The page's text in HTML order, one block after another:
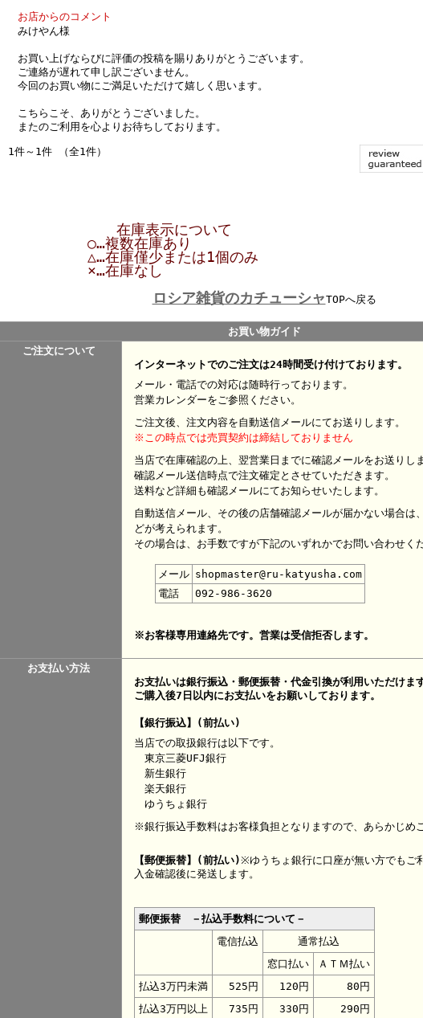
お店からのコメント
みけやん様
お買い上げならびに評価の投稿を賜りありがとうございます。
ご連絡が遅れて申し訳ございません。
今回のお買い物にご満足いただけて嬉しく思います。
こちらこそ、ありがとうございました。
またのご利用を心よりお待ちしております。
1件～1件 （全1件）
在庫表示について
○…複数在庫あり
△…在庫僅少または1個のみ
×…在庫なし
ロシア雑貨のカチューシャTOPへ戻る
お買い物ガイド
ご注文について
インターネットでのご注文は24時間受け付けております。
メール・電話での対応は随時行っております。
営業カレンダーをご参照ください。
ご注文後、注文内容を自動送信メールにてお送りします。
※この時点では売買契約は締結しておりません
当店で在庫確認の上、翌営業日までに確認メールをお送りしま
確認メール送信時点で注文確定とさせていただきます。
送料など詳細も確認メールにてお知らせいたします。
自動送信メール、その後の店舗確認メールが届かない場合は
どが考えられます。
その場合は、お手数ですが下記のいずれかでお問い合わせく
メール shopmaster@ru-katyusha.com
電話
092-986-3620
※お客様専用連絡先です。営業は受信拒否します。
お支払い方法
お支払いは銀行振込・郵便振替・代金引換が利用いただけます
ご購入後7日以内にお支払いをお願いしております。
【銀行振込】(前払い)
当店での取扱銀行は以下です。
東京三菱UFJ銀行
新生銀行
楽天銀行
ゆうちょ銀行
※銀行振込手数料はお客様負担となりますので、あらかじめ
【郵便振替】(前払い)※ゆうちょ銀行に口座が無い方でもご
入金確認後に発送します。
郵便振替 －払込手数料について－
電信払込
通常払込
窓口払い
ＡＴＭ払い
払込3万円未満
525円 120円
80円
払込3万円以上
735円 330円
290円